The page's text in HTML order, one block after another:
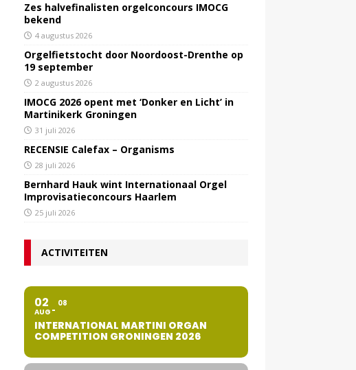
Zes halvefinalisten orgelconcours IMOCG
bekend
4 augustus 2026
Orgelfietstocht door Noordoost-Drenthe op
19 september
2 augustus 2026
IMOCG 2026 opent met ‘Donker en Licht’ in
Martinikerk Groningen
31 juli 2026
RECENSIE Calefax – Organisms
28 juli 2026
Bernhard Hauk wint Internationaal Orgel
Improvisatieconcours Haarlem
25 juli 2026
ACTIVITEITEN
02
AUG
08
INTERNATIONAL MARTINI ORGAN
COMPETITION GRONINGEN 2026